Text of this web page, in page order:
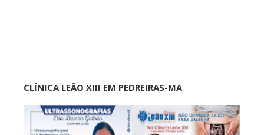
CLÍNICA LEÃO XIII EM PEDREIRAS-MA